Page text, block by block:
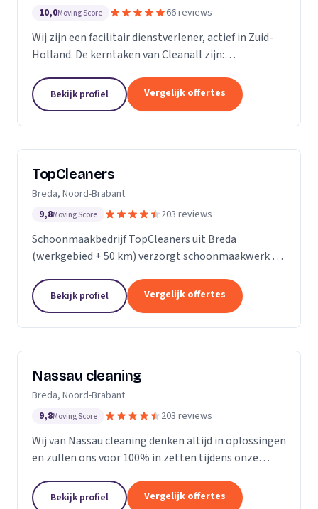
10,0Moving Score 66 reviews
Wij zijn een facilitair dienstverlener, actief in Zuid-
Holland. De kerntaken van Cleanall zijn:
wij aanbieden in particulieren en zakelijke
omgevingen....
Bekijk profiel Vergelijk offertes
TopCleaners
Breda, Noord-Brabant
9,8Moving Score 203 reviews
Schoonmaakbedrijf TopCleaners uit Breda
(werkgebied + 50 km) verzorgt schoonmaakwerk bij
enthousiaste en vak geschoolde schoonmakers. Wij
leveren...
Bekijk profiel Vergelijk offertes
Nassau cleaning
Breda, Noord-Brabant
9,8Moving Score 203 reviews
Wij van Nassau cleaning denken altijd in oplossingen
en zullen ons voor 100% in zetten tijdens onze
Bekijk profiel Vergelijk offertes